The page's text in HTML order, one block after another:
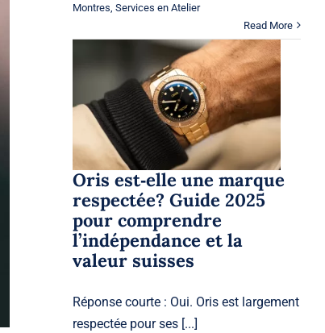
Montres ,Services en Atelier
Read More
Oris est‑elle une
marque respectée?
Guide 2025 pour
comprendre
l’indépendance et la
valeur suisses
Oris
Oris est‑elle une marque
respectée? Guide 2025
pour comprendre
l’indépendance et la
valeur suisses
Réponse courte : Oui. Oris est largement
respectée pour ses [...]